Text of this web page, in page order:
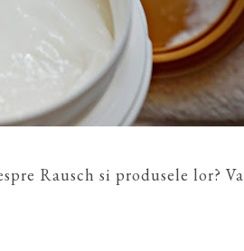
Rausch si produsele lor? Va